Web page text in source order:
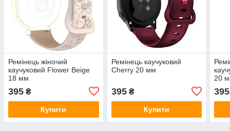
Ремінець жіночий
каучуковий Flower Beige
18 мм
395 ₴
Купити
Ремінець каучуковий
Cherry 20 мм
395₴
Купити
20
395